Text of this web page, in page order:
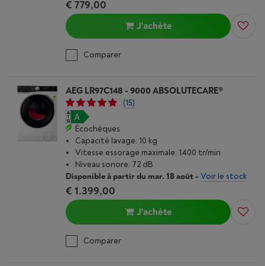
€ 779,00
J'achète
Comparer
AEG LR97C148 - 9000 ABSOLUTECARE®
(15)
Écochèques
Capacité lavage: 10 kg
Vitesse essorage maximale: 1400 tr/min
Niveau sonore: 72 dB
Disponible à partir du mar. 18 août- Voir le stock
€ 1.399,00
J'achète
Comparer